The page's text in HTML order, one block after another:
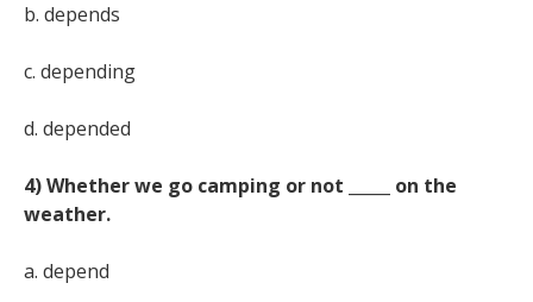
b. depends
c. depending
d. depended
4) Whether we go camping or not _____ on the
weather.
a. depend